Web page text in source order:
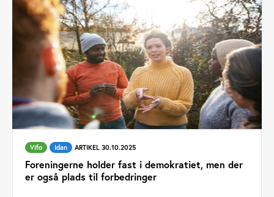
Vifo Idan ARTIKEL 30.10.2025
Foreningerne holder fast i demokratiet, men der
er også plads til forbedringer